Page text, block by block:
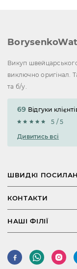
Викуп
виключно оригінал.
та б/у.
69 Відгуки
5 / 5
Дивитись всі
ШВИДКІ
КОНТАКТИ
НАШІ ФІЛІЇ